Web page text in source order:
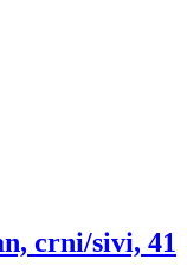
crni/sivi, 41